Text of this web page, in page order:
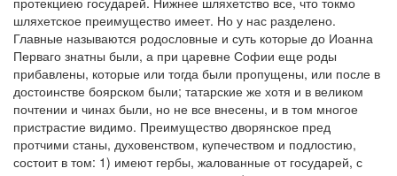
шляхетское преимущество имеет. Но у нас разделено.
Главные называются родословные и суть которые до Иоанна
Перваго знатны были, а при царевне Софии еще роды
прибавлены, которые или тогда были пропущены, или после в
достоинстве боярском были; татарские же хотя и в великом
почтении и чинах были, но не все внесены, и в том многое
пристрастие видимо. Преимущество дворянское пред
протчими станы, духовенством, купечеством и подлостию,
состоит в том: 1) имеют гербы, жалованные от государей, с